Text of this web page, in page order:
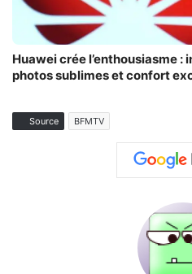
Huawei crée l’enthousiasme
photos sublimes et confort
Source BFMTV